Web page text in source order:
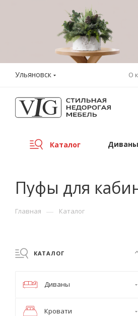
Ульяновск О
Каталог Диваны
Пуфы для
Главная — Каталог
КАТАЛОГ
Диваны
Кровати